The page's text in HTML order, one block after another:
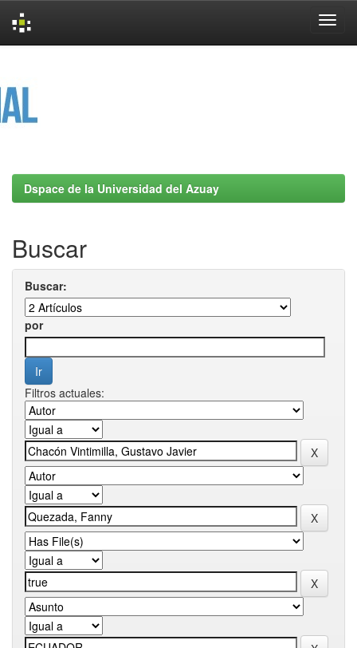
Dspace de la Universidad del Azuay
Buscar
Buscar:
por
Filtros actuales: